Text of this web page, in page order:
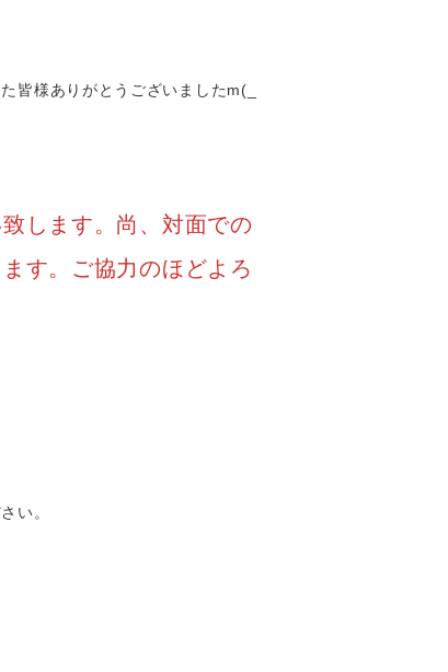
皆様ありがとうございましたm(_
します。尚、対面での
す。ご協力のほどよろ
い。